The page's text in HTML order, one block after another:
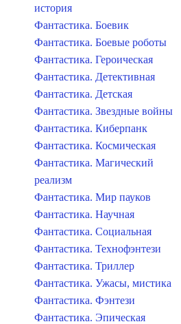
история
Фантастика. Боевик
Фантастика. Боевые роботы
Фантастика. Героическая
Фантастика. Детективная
Фантастика. Детская
Фантастика. Звездные войны
Фантастика. Киберпанк
Фантастика. Космическая
Фантастика. Магический
реализм
Фантастика. Мир пауков
Фантастика. Научная
Фантастика. Социальная
Фантастика. Технофэнтези
Фантастика. Триллер
Фантастика. Ужасы, мистика
Фантастика. Фэнтези
Фантастика. Эпическая